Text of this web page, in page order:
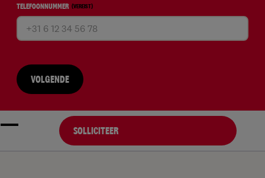
TELEFOONNUMMER (VEREIST)
VOLGENDE
SOLLICITEER